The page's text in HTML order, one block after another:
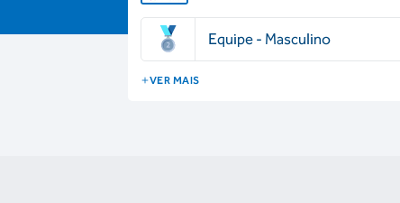
Equipe - Masculino
VER MAIS